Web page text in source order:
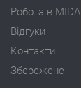
Робота в MIDA
Відгуки
Контакти
Збережене